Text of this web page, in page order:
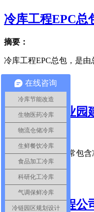
冷库工程EPC总
摘要：
冷库工程EPC总包，是
2026-07-28
查看该文章>>
大型冷冻工业园
摘要：
大型冷冻工业园通常包
2026-07-28
查看该文章>>
大型冷库工程公
在线咨询
冷库节能改造
生物医药冷库
物流仓储冷库
生鲜餐饮冷库
食品加工冷库
科研化工冷库
气调保鲜冷库
冷链园区规划设计